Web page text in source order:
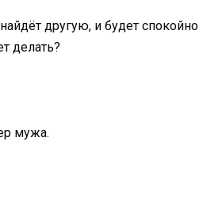
другую, и будет спокойно
делать?
мужа.